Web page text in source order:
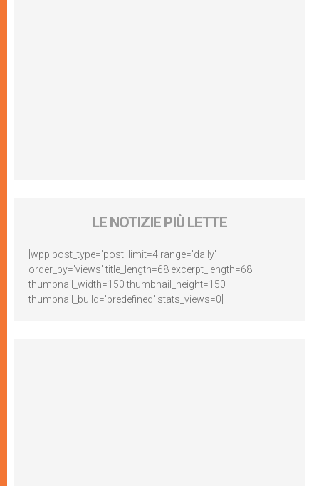
LE NOTIZIE PIÙ LETTE
[wpp post_type='post' limit=4 range='daily'
order_by='views' title_length=68 excerpt_length=68
thumbnail_width=150 thumbnail_height=150
thumbnail_build='predefined' stats_views=0]